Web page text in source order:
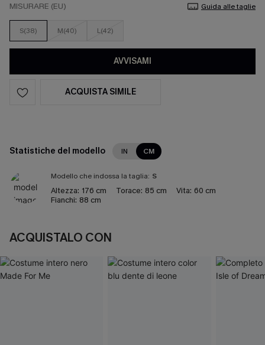
MISURARE (EU) Guida alle taglie
S(38) M(40) L(42)
AVVISAMI
ACQUISTA SIMILE
Statistiche del modello IN CM
Modello che indossa la taglia: S
Altezza: 176 cm Torace: 85 cm Vita: 60 cm
Fianchi: 88 cm
ACQUISTALO CON